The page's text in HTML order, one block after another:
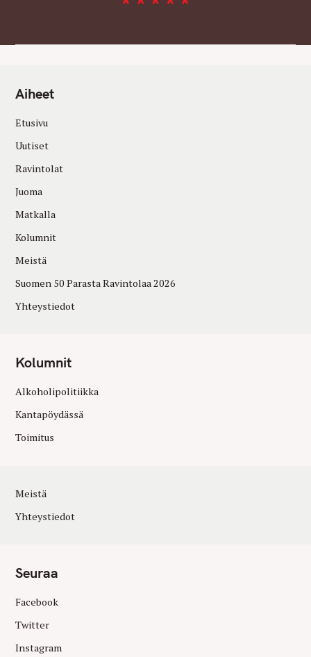
Aiheet
Etusivu
Uutiset
Ravintolat
Juoma
Matkalla
Kolumnit
Meistä
Suomen 50 Parasta Ravintolaa 2026
Yhteystiedot
Kolumnit
Alkoholipolitiikka
Kantapöydässä
Toimitus
Meistä
Yhteystiedot
Seuraa
Facebook
Twitter
Instagram